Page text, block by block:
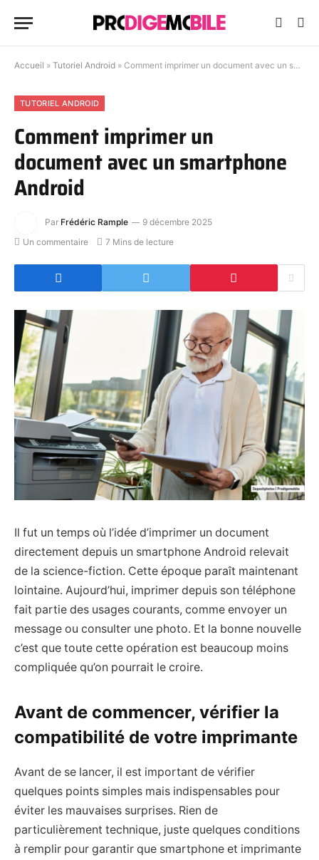
Accueil » Tutoriel Android » Comment imprimer un document avec un smartphone Android
TUTORIEL ANDROID
Comment imprimer un
document avec un smartphone
Android
Par Frédéric Rample
9 décembre 2025
Un commentaire
7 Mins de lecture
Il fut un temps où l’idée d’imprimer un document
directement depuis un smartphone Android relevait
de la science-fiction. Cette époque paraît maintenant
lointaine. Aujourd’hui, imprimer depuis son téléphone
fait partie des usages courants, comme envoyer un
message ou consulter une photo. Et la bonne nouvelle
c’est que toute cette opération est beaucoup moins
compliquée qu’on pourrait le croire.
Avant de commencer, vérifier la
compatibilité de votre imprimante
Avant de se lancer, il est important de vérifier
quelques points simples mais indispensables pour
éviter les mauvaises surprises. Rien de
particulièrement technique, juste quelques conditions
à remplir pour garantir que smartphone et imprimante